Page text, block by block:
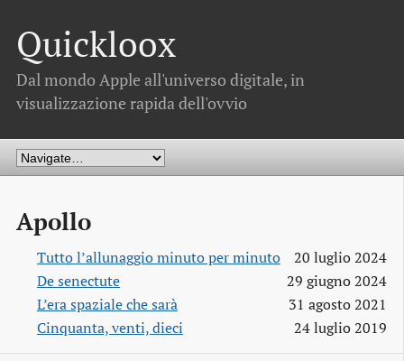
Quickloox
Dal mondo Apple all'universo digitale, in
visualizzazione rapida dell'ovvio
Apollo
Tutto l’allunaggio minuto per minuto
20 luglio 2024
De senectute
29 giugno 2024
L’era spaziale che sarà
31 agosto 2021
Cinquanta, venti, dieci
24 luglio 2019